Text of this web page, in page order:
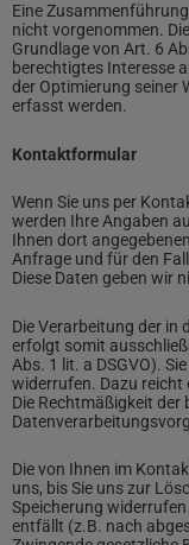
Eine
nicht vorgenommen.
Grundlage von Art. 6
berechtigtes Interesse
der Optimierung seiner
erfasst werden.
Kontaktformular
Wenn Sie uns per
werden Ihre Angaben
Ihnen dort
Anfrage und für den
Diese Daten geben wir
Die Verarbeitung der in
erfolgt somit
Abs. 1 lit. a DSGVO).
widerrufen. Dazu reicht
Die Rechtmäßigkeit
Die von Ihnen im
uns, bis Sie uns zur
Speicherung
entfällt (z.B. nach